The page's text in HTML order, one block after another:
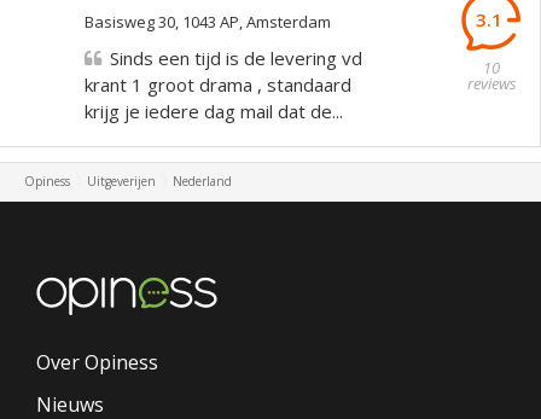
Basisweg 30, 1043 AP, Amsterdam 3.1
10
reviews
Sinds een tijd is de levering vd
krant 1 groot drama , standaard
krijg je iedere dag mail dat de...
Opiness Uitgeverijen Nederland
Over Opiness
Nieuws